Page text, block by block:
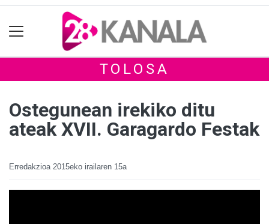
TOLOSA
Ostegunean irekiko ditu
ateak XVII. Garagardo Festak
Erredakzioa 2015eko irailaren 15a